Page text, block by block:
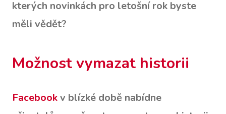
kterých novinkách pro letošní rok byste
měli vědět?
Možnost vymazat historii
Facebookv blízké době nabídne